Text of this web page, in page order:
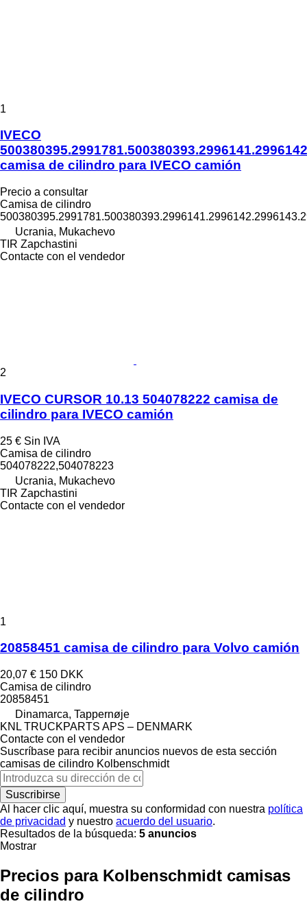
1
IVECO
camisa de cilindro para IVECO camión
Precio a consultar
Camisa de cilindro
Ucrania, Mukachevo
TIR Zapchastini
Contacte con el vendedor
2
IVECO CURSOR 10.13 504078222 camisa de
cilindro para IVECO camión
25 € Sin IVA
Camisa de cilindro
504078222,504078223
Ucrania, Mukachevo
TIR Zapchastini
Contacte con el vendedor
1
20858451 camisa de cilindro para Volvo camión
20,07 € 150 DKK
Camisa de cilindro
20858451
Dinamarca, Tappernøje
KNL TRUCKPARTS APS – DENMARK
Contacte con el vendedor
Suscríbase para recibir anuncios nuevos de esta sección
camisas de cilindro Kolbenschmidt
Suscribirse
Al hacer clic aquí, muestra su conformidad con nuestra política
de privacidad y nuestro acuerdo del usuario.
Resultados de la búsqueda: 5 anuncios
Mostrar
Precios para Kolbenschmidt camisas
de cilindro